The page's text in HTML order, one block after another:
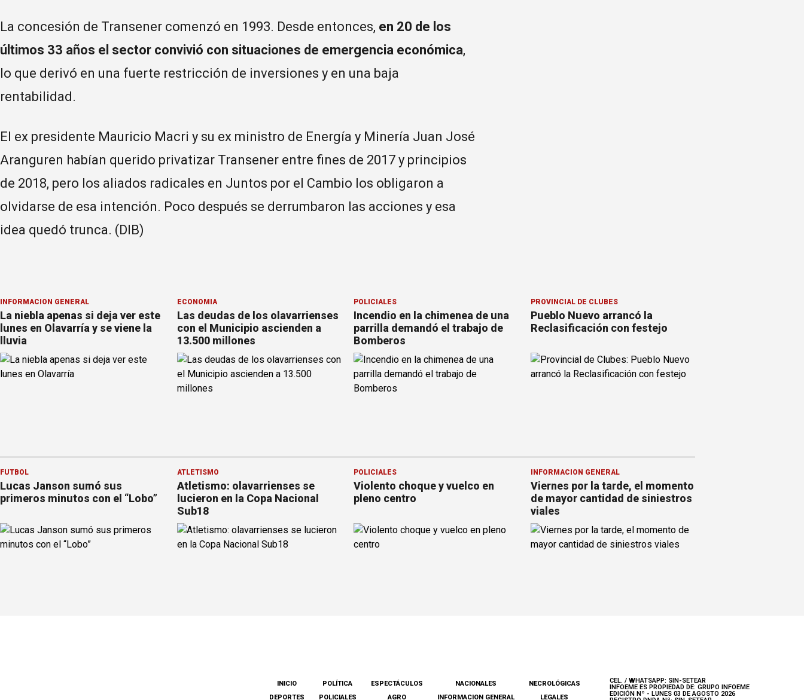
La concesión de Transener comenzó en 1993. Desde entonces, en 20 de los
últimos 33 años el sector convivió con situaciones de emergencia económica,
lo que derivó en una fuerte restricción de inversiones y en una baja
rentabilidad.
El ex presidente Mauricio Macri y su ex ministro de Energía y Minería Juan José
Aranguren habían querido privatizar Transener entre fines de 2017 y principios
de 2018, pero los aliados radicales en Juntos por el Cambio los obligaron a
olvidarse de esa intención. Poco después se derrumbaron las acciones y esa
idea quedó trunca. (DIB)
INFORMACION GENERAL
La niebla apenas si deja ver este
lunes en Olavarría y se viene la
lluvia
ECONOMÍA
Las deudas de los olavarrienses
con el Municipio ascienden a
13.500 millones
POLICIALES
Incendio en la chimenea de una
parrilla demandó el trabajo de
Bomberos
PROVINCIAL DE CLUBES
Pueblo Nuevo arrancó la
Reclasificación con festejo
FÚTBOL
Lucas Janson sumó sus
primeros minutos con el “Lobo”
ATLETISMO
Atletismo: olavarrienses se
lucieron en la Copa Nacional
Sub18
POLICIALES
Violento choque y vuelco en
pleno centro
INFORMACION GENERAL
Viernes por la tarde, el momento
de mayor cantidad de siniestros
viales
INICIO
DEPORTES
POLÍTICA
POLICIALES
ESPECTÁCULOS
AGRO
NACIONALES
INFORMACION GENERAL
NECROLÓGICAS
LEGALES
CEL. / WHATSAPP: SIN-SETEAR
INFOEME ES PROPIEDAD DE: GRUPO INFOEME
EDICIÓN Nº - LUNES 03 DE AGOSTO 2026